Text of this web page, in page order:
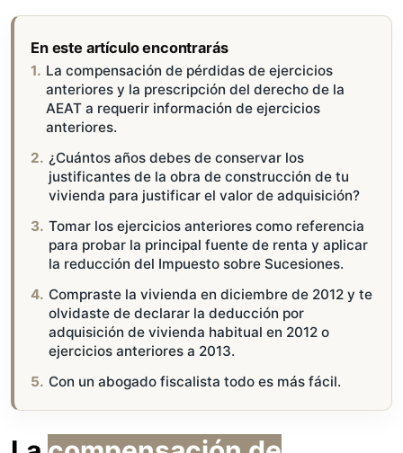
En este artículo encontrarás
La compensación de pérdidas de ejercicios
anteriores y la prescripción del derecho de la
AEAT a requerir información de ejercicios
anteriores.
¿Cuántos años debes de conservar los
justificantes de la obra de construcción de tu
vivienda para justificar el valor de adquisición?
Tomar los ejercicios anteriores como referencia
para probar la principal fuente de renta y aplicar
la reducción del Impuesto sobre Sucesiones.
Compraste la vivienda en diciembre de 2012 y te
olvidaste de declarar la deducción por
adquisición de vivienda habitual en 2012 o
ejercicios anteriores a 2013.
Con un abogado fiscalista todo es más fácil.